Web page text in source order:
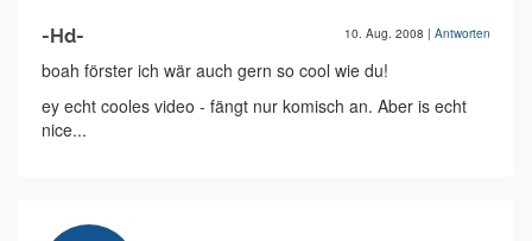
-Hd- 10. Aug. 2008 | Antworten
boah förster ich wär auch gern so cool wie du!
ey echt cooles video - fängt nur komisch an. Aber is echt
nice...